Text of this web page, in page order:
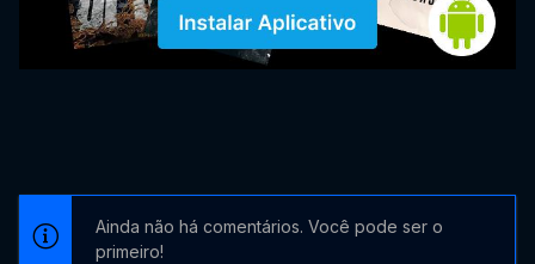
Ainda não há comentários. Você pode ser o
primeiro!